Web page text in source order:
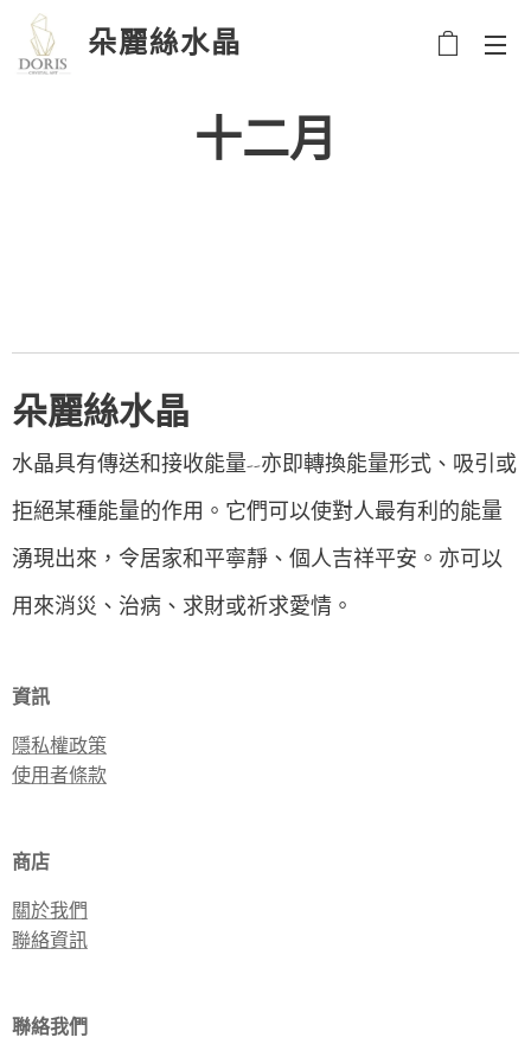
朵麗絲水晶
十二月
朵麗絲水晶
水晶具有傳送和接收能量--亦即轉換能量形式、吸引或
拒絕某種能量的作用。它們可以使對人最有利的能量
湧現出來，令居家和平寧靜、個人吉祥平安。亦可以
用來消災、治病、求財或祈求愛情。
資訊
隱私權政策
使用者條款
商店
關於我們
聯絡資訊
聯絡我們